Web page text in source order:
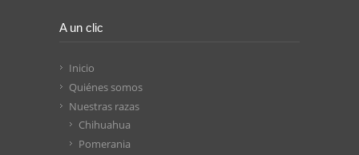
A un clic
Inicio
Quiénes somos
Nuestras razas
Chihuahua
Pomerania